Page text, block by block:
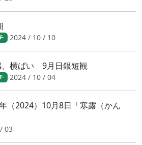
2024 / 10 / 10
、横ばい 9月日銀短観
2024 / 10 / 04
2024）10月8日「寒露（かん
03